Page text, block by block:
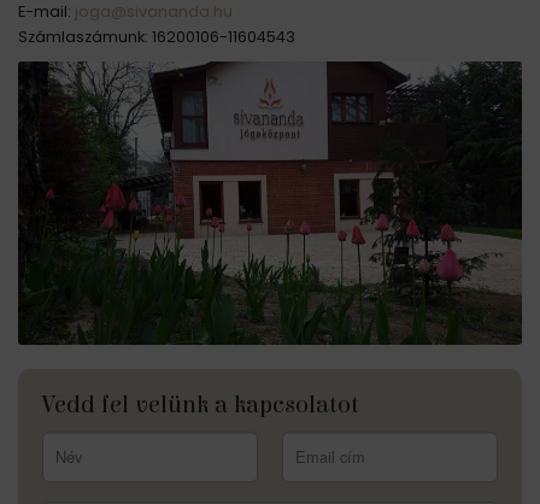
E-mail: joga@sivananda.hu
Számlaszámunk: 16200106-11604543
Vedd fel velünk a kapcsolatot